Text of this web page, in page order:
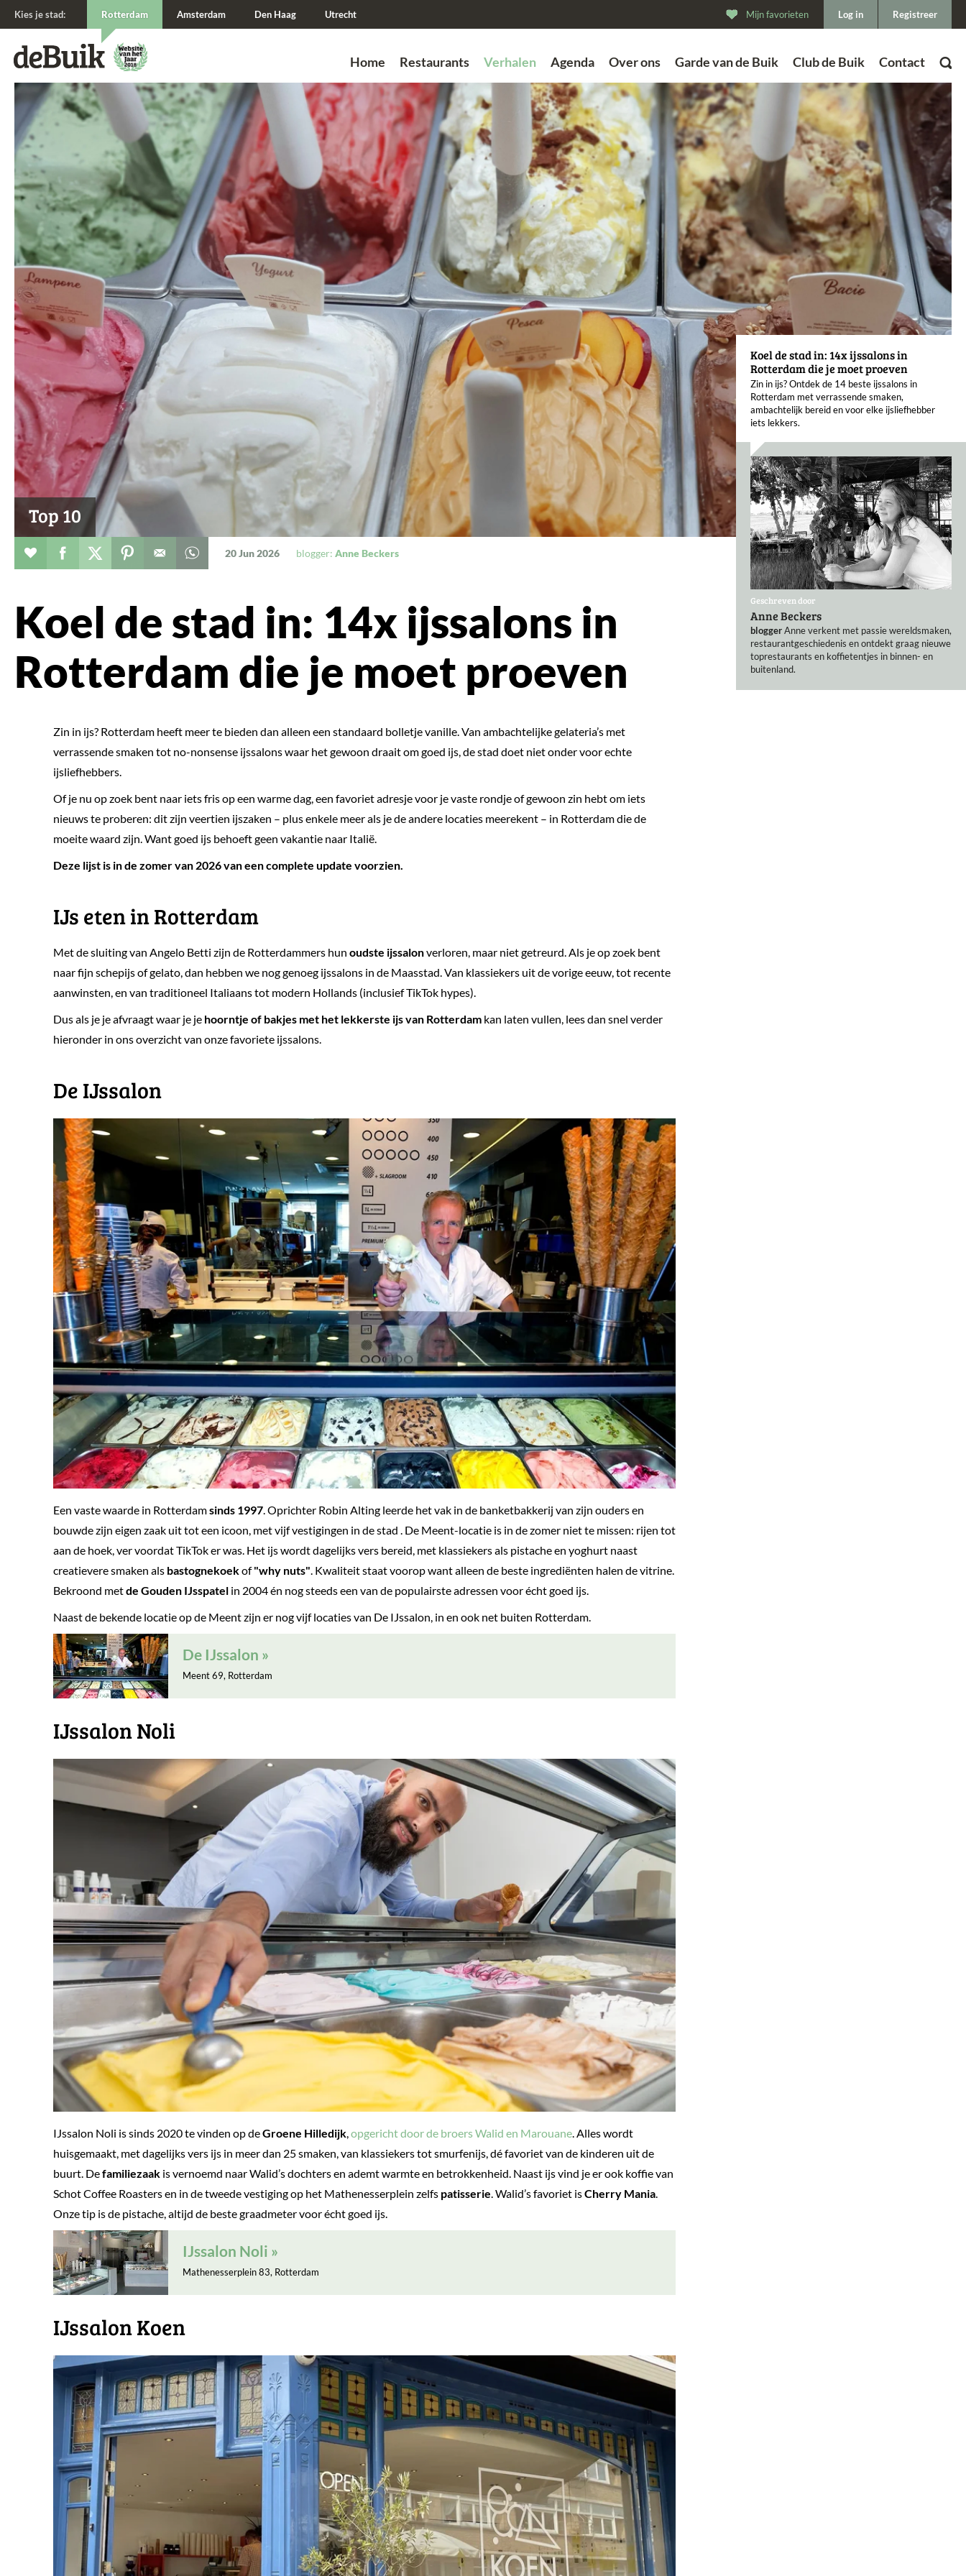
Top 10
Koel de stad in: 14x ijssalons in
Rotterdam die je moet proeven
Zin in ijs? Ontdek de 14 beste ijssalons in
Rotterdam met verrassende smaken,
ambachtelijk bereid en voor elke ijsliefhebber
iets lekkers.
Geschreven door
Anne Beckers
bloggerAnne verkent met passie wereldsmaken,
restaurantgeschiedenis en ontdekt graag nieuwe
toprestaurants en koffietentjes in binnen- en
buitenland.
Verhaal toevoegen aan favorieten
Deel dit op facebook
Deel dit op twitter
Deel dit op pinterestWhatsapp dit bericht
20 Jun 2026 blogger: Anne Beckers
Koel de stad in: 14x ijssalons in
Rotterdam die je moet proeven
Zin in ijs? Rotterdam heeft meer te bieden dan alleen een standaard bolletje vanille. Van ambachtelijke gelateria’s met
verrassende smaken tot no-nonsense ijssalons waar het gewoon draait om goed ijs, de stad doet niet onder voor echte
ijsliefhebbers.
Of je nu op zoek bent naar iets fris op een warme dag, een favoriet adresje voor je vaste rondje of gewoon zin hebt om iets
nieuws te proberen: dit zijn veertien ijszaken – plus enkele meer als je de andere locaties meerekent – in Rotterdam die de
moeite waard zijn. Want goed ijs behoeft geen vakantie naar Italië.
Deze lijst is in de zomer van 2026 van een complete update voorzien.
IJs eten in Rotterdam
Met de sluiting van Angelo Betti zijn de Rotterdammers hun oudste ijssalonverloren, maar niet getreurd. Als je op zoek bent
naar fijn schepijs of gelato, dan hebben we nog genoeg ijssalons in de Maasstad. Van klassiekers uit de vorige eeuw, tot recente
aanwinsten, en van traditioneel Italiaans tot modern Hollands (inclusief TikTok hypes).
Dus als je je afvraagt waar je je hoorntje of bakjes met het lekkerste ijs van Rotterdamkan laten vullen, lees dan snel verder
hieronder in ons overzicht van onze favoriete ijssalons.
​De IJssalon
Een vaste waarde in Rotterdamsinds 1997. Oprichter Robin Alting leerde het vak in de banketbakkerij van zijn ouders en
bouwde zijn eigen zaak uit tot een icoon, met vijf vestigingen in de stad . De Meent-locatie is in de zomer niet te missen: rijen tot
aan de hoek, ver voordat TikTok er was. Het ijs wordt dagelijks vers bereid, met klassiekers als pistache en yoghurt naast
creatievere smaken als bastognekoekof"why nuts" . Kwaliteit staat voorop want alleen de beste ingrediënten halen de vitrine.
Bekroond metde Gouden IJsspatel in 2004 én nog steeds een van de populairste adressen voor écht goed ijs.
Naast de bekende locatie op de Meent zijn er nog vijf locaties van De IJssalon, in en ook net buiten Rotterdam.
De IJssalon
Meent 69, Rotterdam
IJssalon Noli
IJssalon Noli is sinds 2020 te vinden op deGroene Hilledijk,opgericht door de broers Walid en Marouane. Alles wordt
huisgemaakt, met dagelijks vers ijs in meer dan 25 smaken, van klassiekers tot smurfenijs, dé favoriet van de kinderen uit de
buurt. Defamiliezaakis vernoemd naar Walid’s dochters en ademt warmte en betrokkenheid. Naast ijs vind je er ook koffie van
Schot Coffee Roasters en in de tweede vestiging op het Mathenesserplein zelfs patisserie. Walid’s favoriet isCherry Mania.
Onze tip is de pistache, altijd de beste graadmeter voor écht goed ijs.
IJssalon Noli
Mathenesserplein 83, Rotterdam
IJssalon Koen
Kies je stad: Rotterdam Amsterdam Den Haag Utrecht Registreer
Log in
Mijn favorieten
De Buik van {city: city}
De Buik
Home Restaurants Verhalen Agenda Over ons Garde van de Buik Club de Buik Contact
Zoek
ZOEK